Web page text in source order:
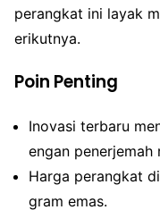
perangkat ini layak
erikutnya.
Poin Penting
Inovasi terbaru
engan penerjemah
Harga perangkat
gram emas.